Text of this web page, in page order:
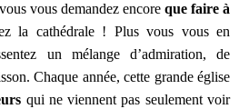
vous demandez encore que faire à
la cathédrale !​ Plus vous vous en
un mélange d’admiration, de
Chaque année, cette grande église
qui ne viennent pas seulement voir